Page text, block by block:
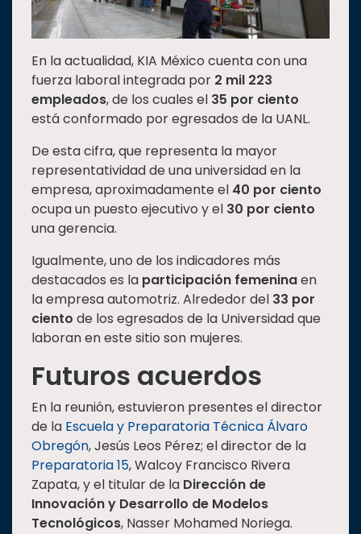
En la actualidad, KIA México cuenta con una
fuerza laboral integrada por 2 mil 223
empleados, de los cuales el 35 por ciento
está conformado por egresados de la UANL.
De esta cifra, que representa la mayor
representatividad de una universidad en la
empresa, aproximadamente el 40 por ciento
ocupa un puesto ejecutivo y el 30 por ciento
una gerencia.
Igualmente, uno de los indicadores más
destacados es la participación femeninaen
la empresa automotriz. Alrededor del 33 por
ciento de los egresados de la Universidad que
laboran en este sitio son mujeres.
Futuros acuerdos
En la reunión, estuvieron presentes el director
de la Escuela y Preparatoria Técnica Álvaro
Obregón, Jesús Leos Pérez; el director de la
Preparatoria 15, Walcoy Francisco Rivera
Zapata, y el titular de la Dirección de
Innovación y Desarrollo de Modelos
Tecnológicos, Nasser Mohamed Noriega.